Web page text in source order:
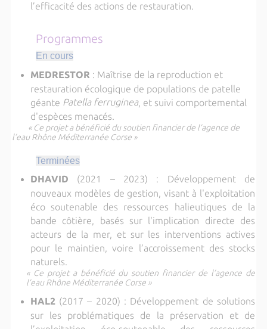
l’efficacité des actions de restauration.
Programmes
En cours
MEDRESTOR : Maîtrise de la reproduction et
restauration écologique de populations de patelle
géante Patella ferruginea, et suivi comportemental
d'espèces menacés.
« Ce projet a bénéficié du soutien financier de l’agence de
l’eau Rhône Méditerranée Corse »
Terminées
DHAVID (2021 – 2023) : Développement de
nouveaux modèles de gestion, visant à l'exploitation
éco soutenable des ressources halieutiques de la
bande côtière, basés sur l'implication directe des
acteurs de la mer, et sur les interventions actives
pour le maintien, voire l’accroissement des stocks
naturels.
« Ce projet a bénéficié du soutien financier de l’agence de
l’eau Rhône Méditerranée Corse »
HAL2 (2017 – 2020) : Développement de solutions
sur les problématiques de la préservation et de